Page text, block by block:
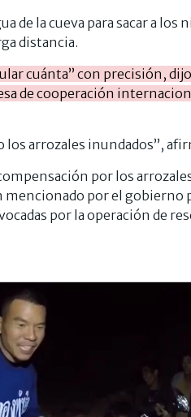
de la cueva para sacar a los
distancia.
cuánta” con precisión,
de cooperación
los arrozales inundados”,
por los
por el gobierno
por la operación de